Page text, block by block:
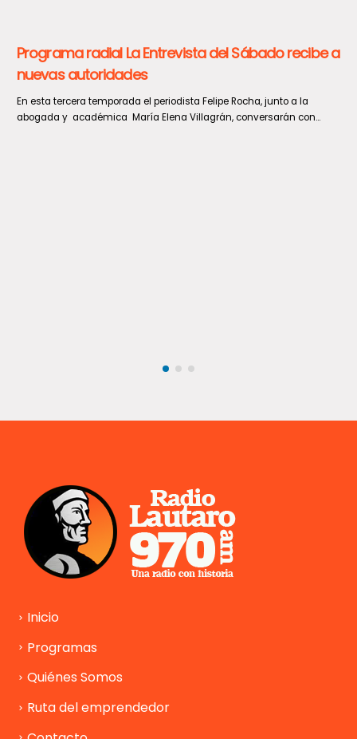
encabezó una fiscalización a un Mall Chino ubicado...
Inicio
Programas
Quiénes Somos
Ruta del emprendedor